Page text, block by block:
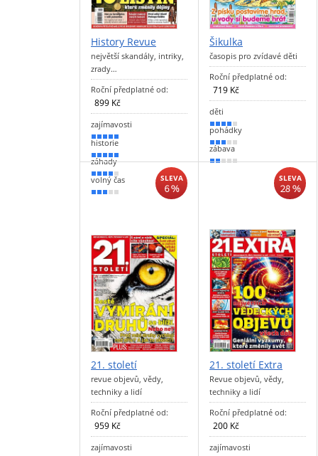
History Revue
největší skandály, intriky,
zrady…
Roční předplatné od:
899 Kč
zajímavosti
100 %
historie
90 %
záhady
80 %
volný čas
60 %
Šikulka
časopis pro zvídavé děti
Roční předplatné od:
719 Kč
děti
80 %
pohádky
60 %
zábava
30 %
SLEVA
6 %
21. století
revue objevů, vědy,
techniky a lidí
Roční předplatné od:
959 Kč
zajímavosti
SLEVA
28 %
21. století Extra
Revue objevů, vědy,
techniky a lidí
Roční předplatné od:
200 Kč
zajímavosti